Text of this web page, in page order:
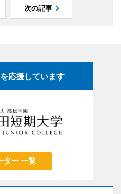
次の記事
応援しています
ター 一覧